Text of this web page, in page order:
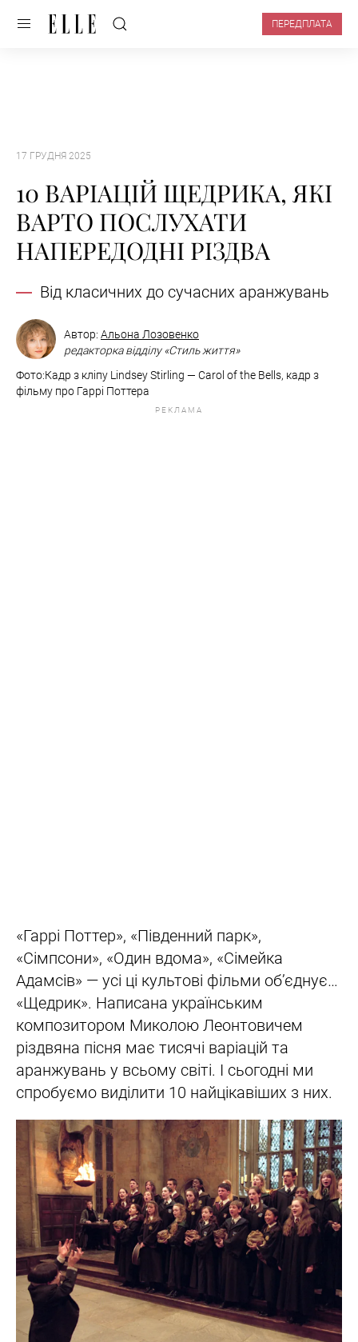
ПЕРЕДПЛАТА
17 ГРУДНЯ 2025
10 ВАРІАЦІЙ ЩЕДРИКА, ЯКІ
ВАРТО ПОСЛУХАТИ
НАПЕРЕДОДНІ РІЗДВА
Від класичних до сучасних аранжувань
Автор: Альона Лозовенко
редакторка відділу «Стиль життя»
Фото:Кадр з кліпу Lindsey Stirling — Carol of the Bells, кадр з
фільму про Гаррі Поттера
РЕКЛАМА
«Гаррі Поттер», «Південний парк»,
«Сімпсони», «Один вдома», «Сімейка
Адамсів» — усі ці культові фільми об’єднує…
«Щедрик». Написана українським
композитором Миколою Леонтовичем
різдвяна пісня має тисячі варіацій та
аранжувань у всьому світі. І сьогодні ми
спробуємо виділити 10 найцікавіших з них.